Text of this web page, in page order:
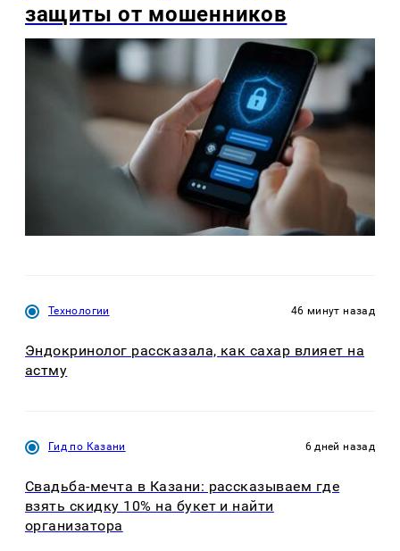
защиты от мошенников
Технологии 46 минут назад
Эндокринолог рассказала, как сахар влияет на
астму
Гид по Казани 6 дней назад
Свадьба-мечта в Казани: рассказываем где
взять скидку 10% на букет и найти
организатора